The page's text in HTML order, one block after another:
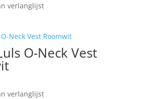
verlanglijst
O-Neck Vest
verlanglijst